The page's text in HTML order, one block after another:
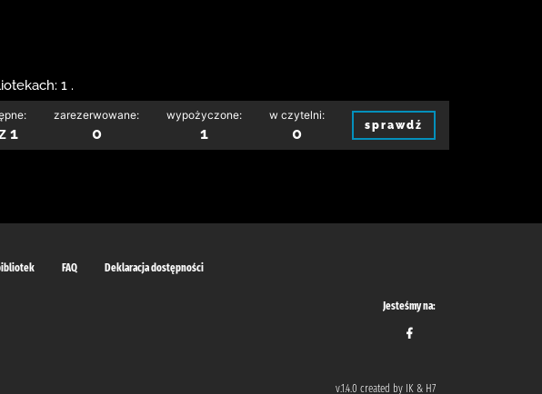
1 .
1
zarezerwowane:
0
wypożyczone:
1
w czytelni:
0 sprawdź
FAQ Deklaracja dostępności
Jesteśmy na:
v.1.4.0 created by IK & H7